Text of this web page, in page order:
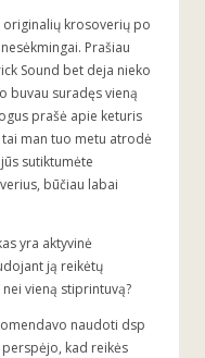
originalių krosoverių po
Prašiau
Sound bet deja nieko
buvau suradęs vieną
prašė apie keturis
man tuo metu atrodė
sutiktumėte
būčiau labai
yra aktyvinė
ją reikėtų
vieną stiprintuvą?
naudoti dsp
kad reikės